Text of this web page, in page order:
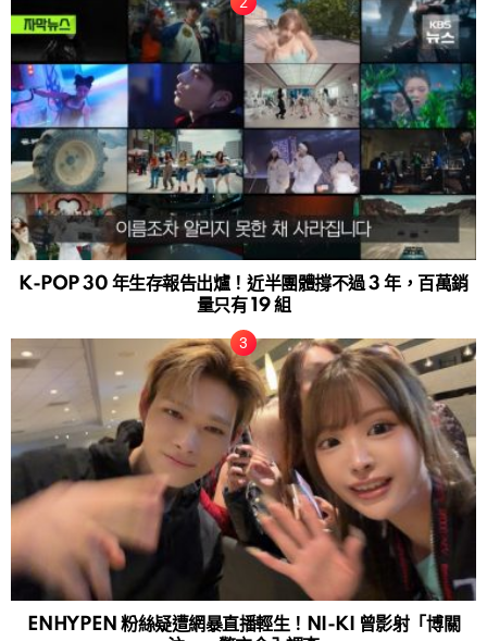
K-POP 30 年生存報告出爐！近半團體撐不過 3 年，百萬銷
量只有 19 組
ENHYPEN 粉絲疑遭網暴直播輕生！NI-KI 曾影射「博關